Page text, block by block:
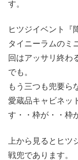
す。
ヒツジイベント『
タイニーラムのミ
回はアッサリ終わ
でも。
もう三つも兜要ら
愛蔵品キャビネッ
す・・枠が・・枠
上から見るとヒ
戦兜であります。